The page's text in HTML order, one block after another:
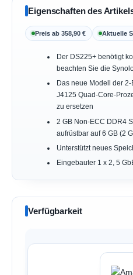
Eigenschaften des
Preis ab 358,90 € Aktuelle
Der DS225+ benötigt
beachten Sie die
Das neue Modell der
J4125 Quad-Core-
zu ersetzen
2 GB Non-ECC DDR4
aufrüstbar auf 6 GB (2
Unterstützt neues
Eingebauter 1 x 2, 5
Verfügbarkeit